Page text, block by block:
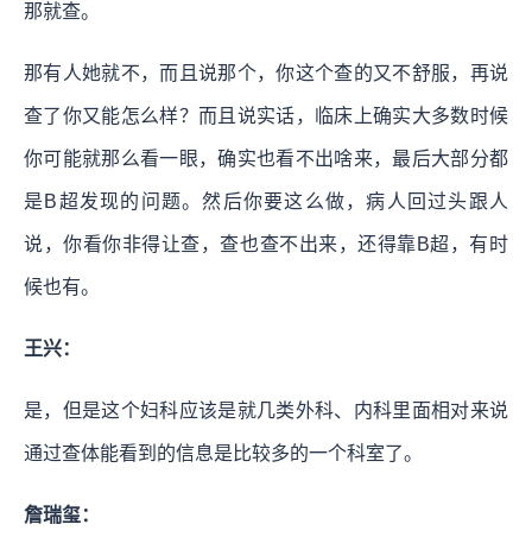
那就查。
那有人她就不，而且说那个，你这个查的又不舒服，再说
查了你又能怎么样？而且说实话，临床上确实大多数时候
你可能就那么看一眼，确实也看不出啥来，最后大部分都
是B超发现的问题。然后你要这么做，病人回过头跟人
说，你看你非得让查，查也查不出来，还得靠B超，有时
候也有。
王兴：
是，但是这个妇科应该是就几类外科、内科里面相对来说
通过查体能看到的信息是比较多的一个科室了。
詹瑞玺：